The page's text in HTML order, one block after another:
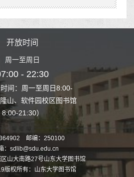
开放时间
周一至周日
- 22:30
间：周一至周日8:00-
山、软件园校区图书馆
8:00-21:30）
人工服务时间
22:00（兴隆山
邮编：250100
：sdlib@sdu.edu.cn
山大南路27号山东大学图书馆
版权所有：山东大学图书馆